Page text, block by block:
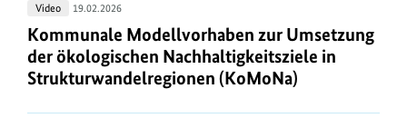
Gerechtigkeit.
Frauen
gestalten
die
Kommunale
Modellvorhaben
zur
Umsetzung
ökologischen
Video 19.02.2026
Kommunale Modellvorhaben zur Umsetzung
Kommunale Modellvorhaben zur Umsetzung
der ökologischen Nachhaltigkeitsziele in
Strukturwandelregionen (KoMoNa)